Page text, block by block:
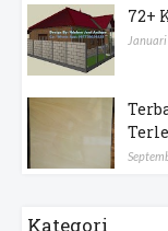
72+
Kategori